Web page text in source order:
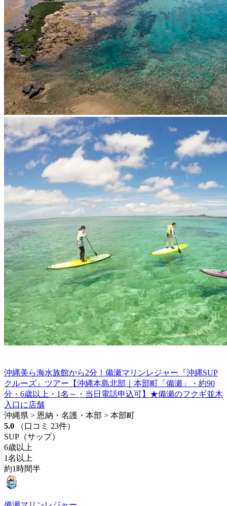
沖縄美ら海水族館から2分！備瀬マリンレジャー『沖縄SUP
クルーズ』ツアー【沖縄本島北部｜本部町「備瀬」・約90
分・6歳以上・1名～・当日電話申込可】★備瀬のフクギ並木
入口に店舗
沖縄県 > 恩納・名護・本部 > 本部町
5.0
（口コミ 23件）
SUP（サップ）
6歳以上
1名以上
約1時間半